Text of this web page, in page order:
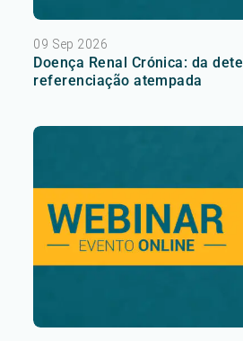
09 Sep 2026
Doença Renal Crónica: da
referenciação atempada